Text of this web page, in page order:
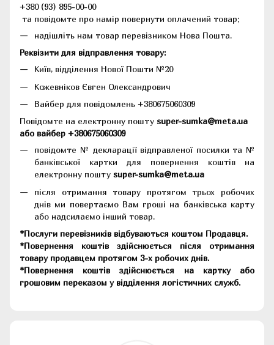
+380 (93) 895-00-00
та повідомте про намір повернути оплачений товар;
надішліть нам товар перевізником Нова Пошта.
Реквізити для відправлення товару:
Київ, відділення Нової Пошти №20
Кожевніков Євген Олександрович
Вайбер для повідомлень +380675060309
Повідомте на електронну пошту super-sumka@meta.ua
або вайбер +380675060309
повідомте № декларації відправленої посилки та №
банківської картки для повернення коштів на
електронну пошту super-sumka@meta.ua
після отримання товару протягом трьох робочих
днів ми повертаємо Вам гроші на банківська карту
або надсилаємо інший товар.
*Послуги перевізників відбуваються коштом Продавця.
*Повернення коштів здійснюється після отримання
товару продавцем протягом 3-х робочих днів.
*Повернення коштів здійснюється на картку або
грошовим переказом у відділення логістичних служб.